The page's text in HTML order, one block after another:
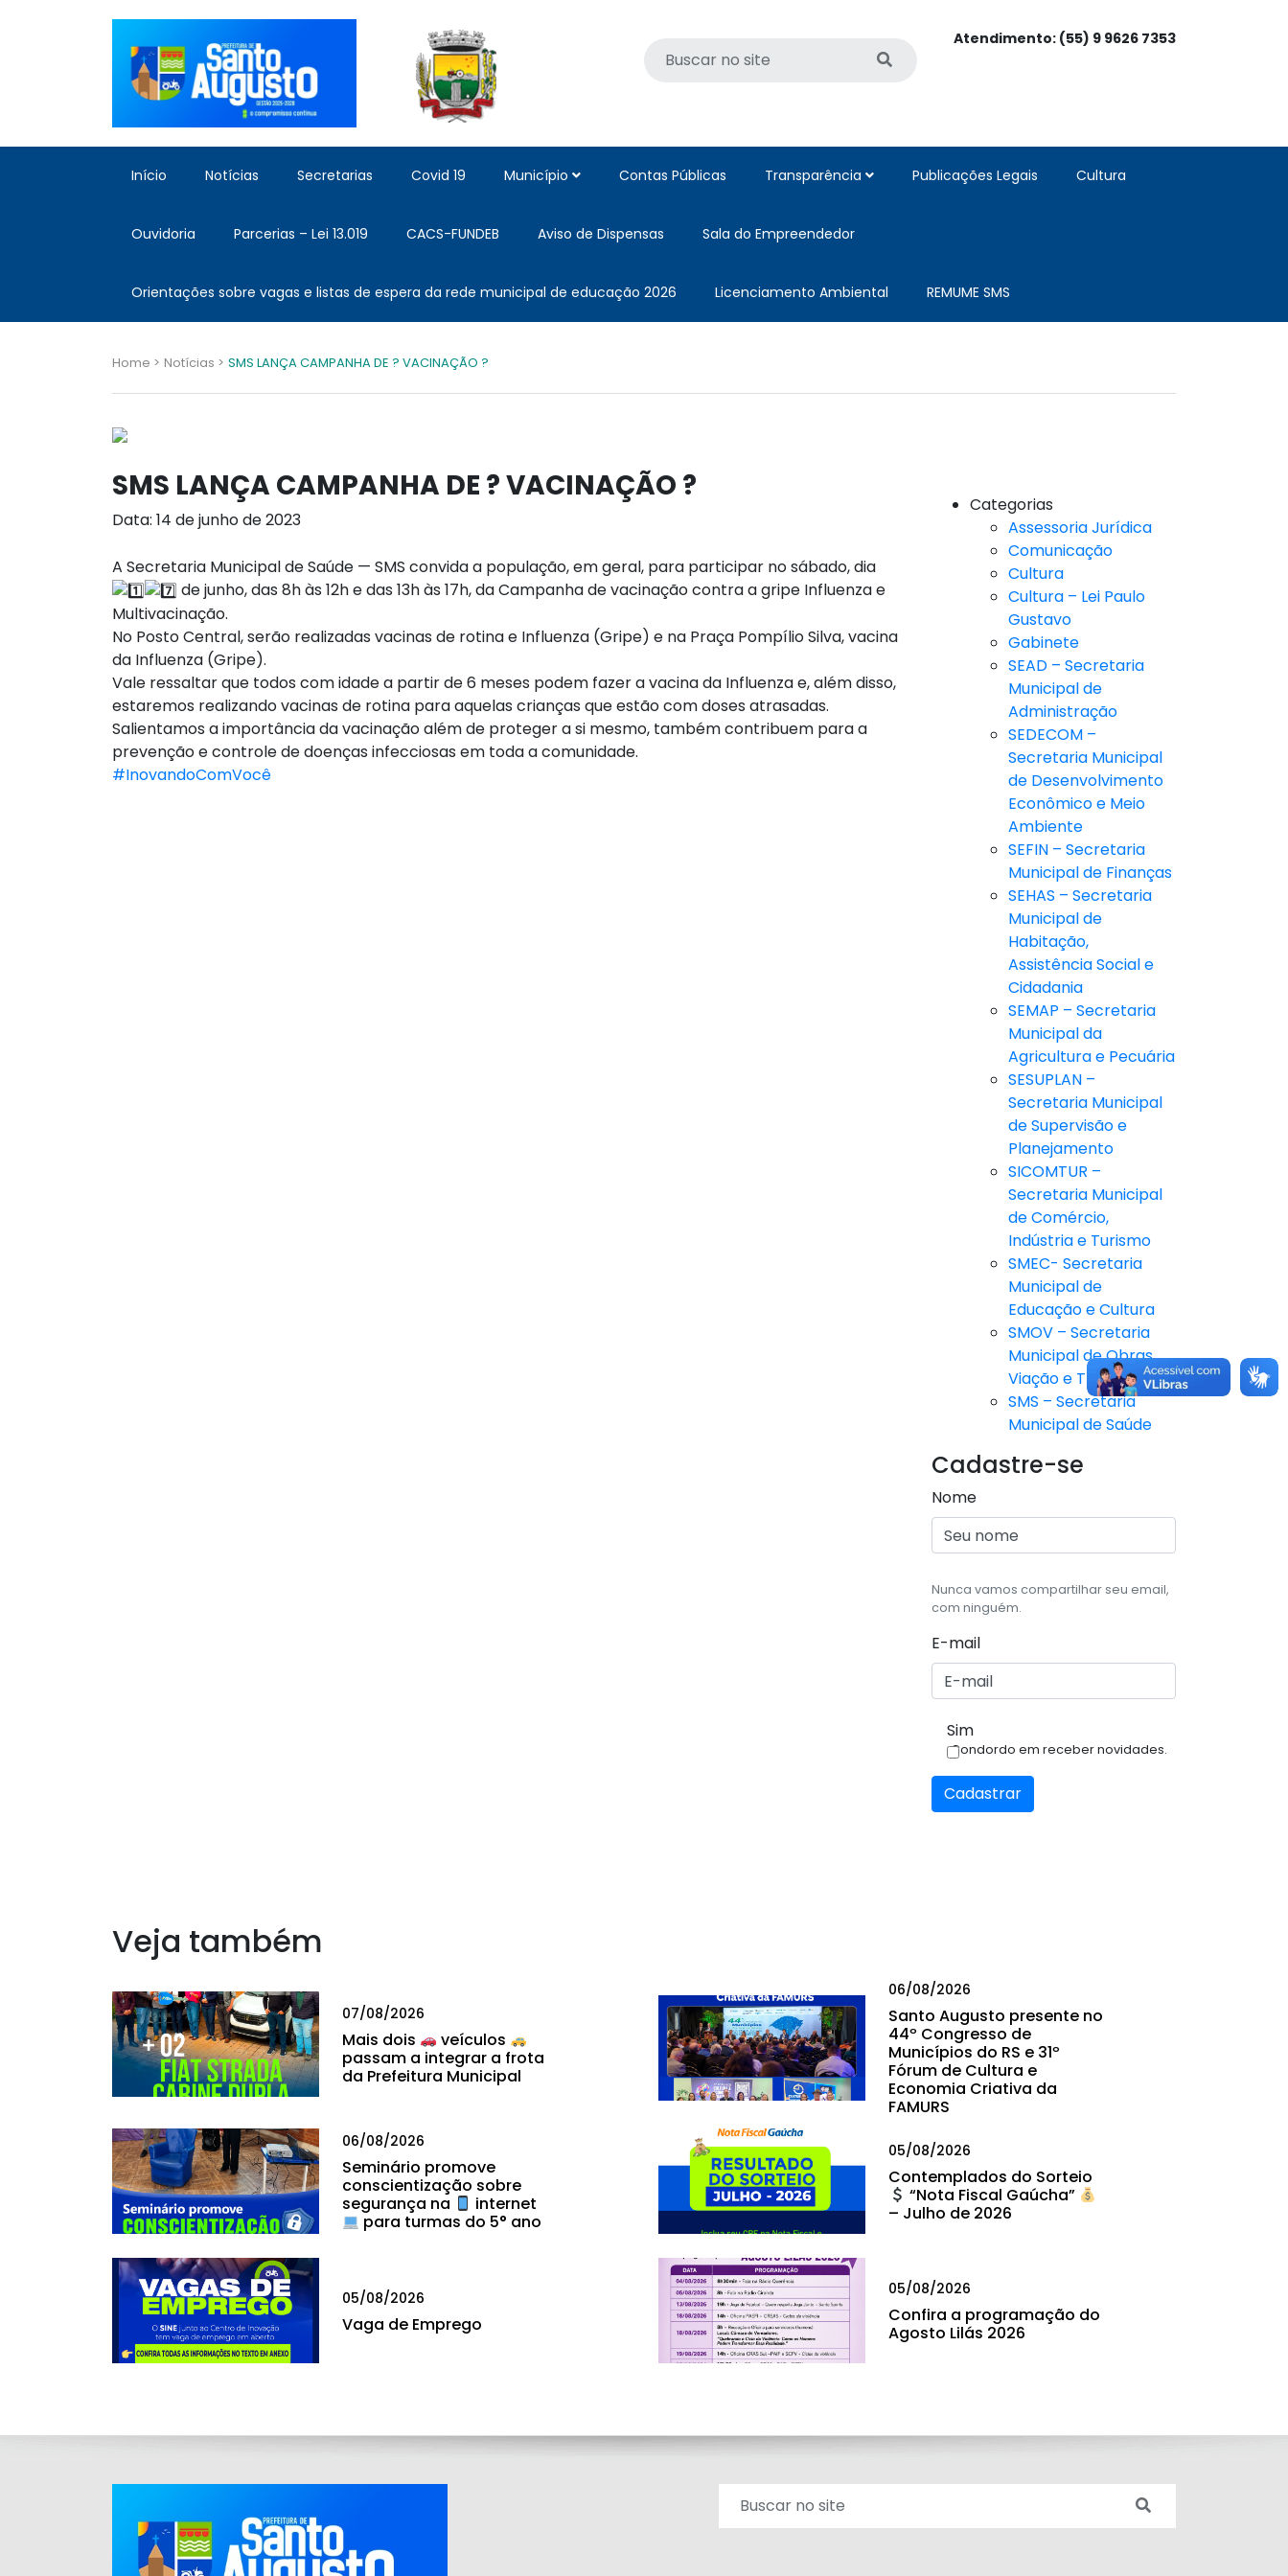
Atendimento: (55) 9 9626 7353
Início Notícias Secretarias Covid 19 Município Contas Públicas Transparência Publicações Legais Cultura
Ouvidoria Parcerias – Lei 13.019 CACS-FUNDEB Aviso de Dispensas Sala do Empreendedor
Orientações sobre vagas e listas de espera da rede municipal de educação 2026 Licenciamento Ambiental REMUME SMS
Home > Notícias > SMS LANÇA CAMPANHA DE ? VACINAÇÃO ?
SMS LANÇA CAMPANHA DE ? VACINAÇÃO ?
Data: 14 de junho de 2023
A Secretaria Municipal de Saúde — SMS convida a população, em geral, para participar no sábado, dia
de junho, das 8h às 12h e das 13h às 17h, da Campanha de vacinação contra a gripe Influenza e
Multivacinação.
No Posto Central, serão realizadas vacinas de rotina e Influenza (Gripe) e na Praça Pompílio Silva, vacina
da Influenza (Gripe).
Vale ressaltar que todos com idade a partir de 6 meses podem fazer a vacina da Influenza e, além disso,
estaremos realizando vacinas de rotina para aquelas crianças que estão com doses atrasadas.
Salientamos a importância da vacinação além de proteger a si mesmo, também contribuem para a
prevenção e controle de doenças infecciosas em toda a comunidade.
#InovandoComVocê
Categorias
Assessoria Jurídica
Comunicação
Cultura
Cultura – Lei Paulo
Gustavo
Gabinete
SEAD – Secretaria
Municipal de
Administração
SEDECOM –
Secretaria Municipal
de Desenvolvimento
Econômico e Meio
Ambiente
SEFIN – Secretaria
Municipal de Finanças
SEHAS – Secretaria
Municipal de
Habitação,
Assistência Social e
Cidadania
SEMAP – Secretaria
Municipal da
Agricultura e Pecuária
SESUPLAN –
Secretaria Municipal
de Supervisão e
Planejamento
SICOMTUR –
Secretaria Municipal
de Comércio,
Indústria e Turismo
SMEC- Secretaria
Municipal de
Educação e Cultura
SMOV – Secretaria
Municipal de Obras,
Viação e Trânsito
SMS – Secretaria
Municipal de Saúde
Cadastre-se
Nome
Nunca vamos compartilhar seu email,
com ninguém.
E-mail
Sim
Condordo em receber novidades.
Cadastrar
Veja também
07/08/2026
Mais dois
veículos
passam a integrar a frota
da Prefeitura Municipal
06/08/2026
Santo Augusto presente no
44º Congresso de
Municípios do RS e 31º
Fórum de Cultura e
Economia Criativa da
FAMURS
06/08/2026
Seminário promove
conscientização sobre
segurança na
internet
para turmas do 5° ano
05/08/2026
Contemplados do Sorteio
“Nota Fiscal Gaúcha”
– Julho de 2026
05/08/2026
Vaga de Emprego
05/08/2026
Confira a programação do
Agosto Lilás 2026